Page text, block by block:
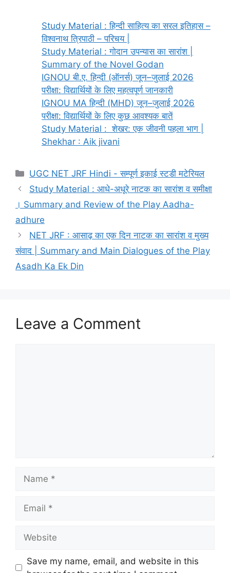
Study Material : हिन्दी साहित्य का सरल इतिहास –
विश्वनाथ त्रिपाठी – परिचय |
Study Material : गोदान उपन्यास का सारांश |
Summary of the Novel Godan
IGNOU बी.ए. हिन्दी (ऑनर्स) जून–जुलाई 2026
परीक्षा: विद्यार्थियों के लिए महत्वपूर्ण जानकारी
IGNOU MA हिन्दी (MHD) जून–जुलाई 2026
परीक्षा: विद्यार्थियों के लिए कुछ आवश्यक बातें
Study Material : शेखर: एक जीवनी पहला भाग |
Shekhar : Aik jivani
UGC NET JRF Hindi - सम्पूर्ण इकाई स्टडी मटेरियल
Study Material : आधे-अधूरे नाटक का सारांश व समीक्षा
। Summary and Review of the Play Aadha-
adhure
NET JRF : आसाढ़ का एक दिन नाटक का सारांश व मुख्य
संवाद | Summary and Main Dialogues of the Play
Asadh Ka Ek Din
Leave a Comment
Save my name, email, and website in this